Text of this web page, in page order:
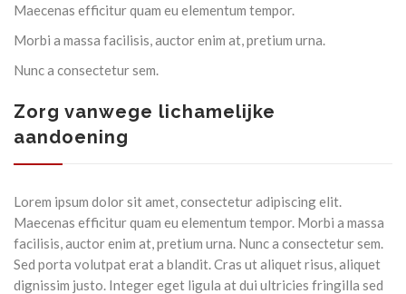
Maecenas efficitur quam eu elementum tempor.
Morbi a massa facilisis, auctor enim at, pretium urna.
Nunc a consectetur sem.
Zorg vanwege lichamelijke
aandoening
Lorem ipsum dolor sit amet, consectetur adipiscing elit.
Maecenas efficitur quam eu elementum tempor. Morbi a massa
facilisis, auctor enim at, pretium urna. Nunc a consectetur sem.
Sed porta volutpat erat a blandit. Cras ut aliquet risus, aliquet
dignissim justo. Integer eget ligula at dui ultricies fringilla sed